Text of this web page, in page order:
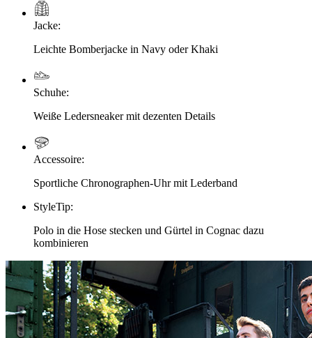
Jacke:
Leichte Bomberjacke in Navy oder Khaki
Schuhe:
Weiße Ledersneaker mit dezenten Details
Accessoire:
Sportliche Chronographen-Uhr mit Lederband
StyleTip:
Polo in die Hose stecken und Gürtel in Cognac dazu
kombinieren